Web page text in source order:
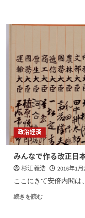
政治経済
みんなで作る改正日
杉江 義浩 2016年1月
ここにきて安倍内閣は
続きを読む